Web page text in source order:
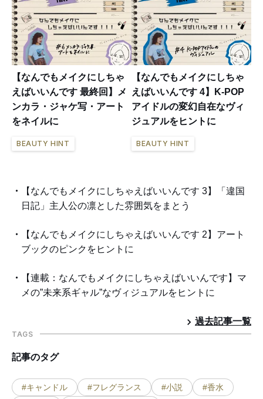
【なんでもメイクにしちゃ
えばいいんです 最終回】メ
ンカラ・ジャケ写・アート
をネイルに
BEAUTY HINT
【なんでもメイクにしちゃ
えばいいんです 4】K-POP
アイドルの変幻自在なヴィ
ジュアルをヒントに
BEAUTY HINT
【なんでもメイクにしちゃえばいいんです 3】「違国
日記」主人公の凛とした雰囲気をまとう
【なんでもメイクにしちゃえばいいんです 2】アート
ブックのピンクをヒントに
【連載：なんでもメイクにしちゃえばいいんです】マ
メの”未来系ギャル”なヴィジュアルをヒントに
過去記事一覧
TAGS
記事のタグ
#キャンドル #フレグランス #小説
#香水